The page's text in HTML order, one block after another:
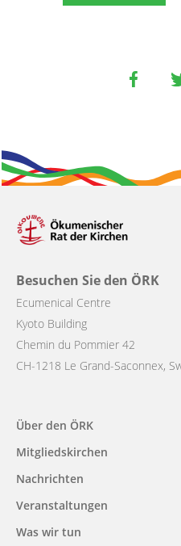
Besuchen Sie den ÖRK
Ecumenical Centre
Kyoto Building
Chemin du Pommier 42
CH-1218 Le Grand-Saconnex,
navigation
Über den ÖRK
Mitgliedskirchen
Nachrichten
Veranstaltungen
Was wir tun